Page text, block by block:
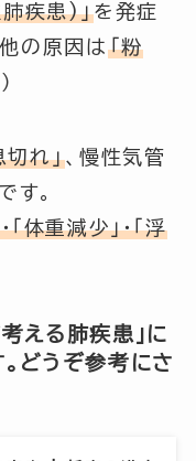
疾患)」を発症
の原因は 「粉
切れ」、慢性気管
す。
・「体重減少」・「浮
える肺疾患」に
どうぞ参考にさ